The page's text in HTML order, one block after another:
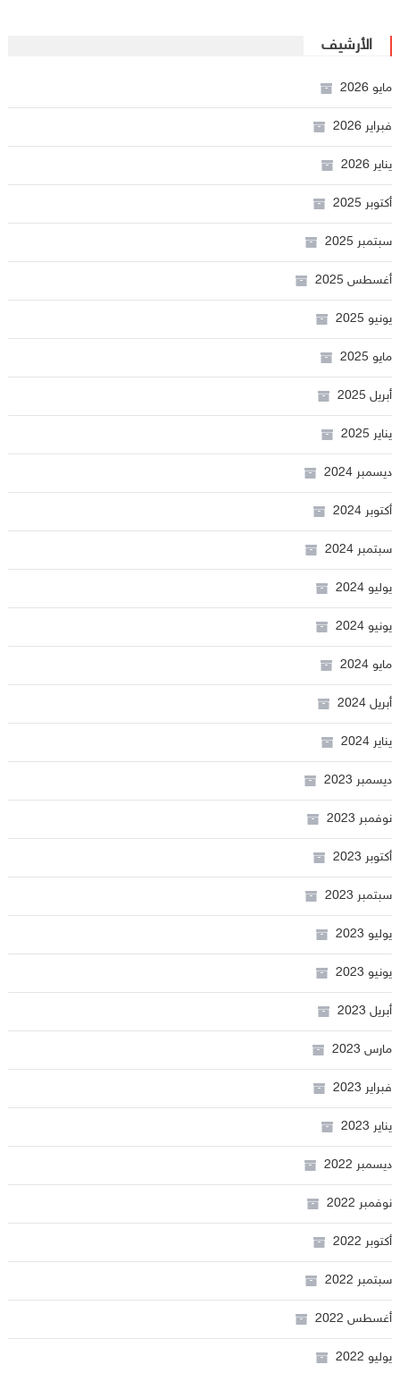
الأرشيف
مايو 2026
فبراير 2026
يناير 2026
أكتوبر 2025
سبتمبر 2025
أغسطس 2025
يونيو 2025
مايو 2025
أبريل 2025
يناير 2025
ديسمبر 2024
أكتوبر 2024
سبتمبر 2024
يوليو 2024
يونيو 2024
مايو 2024
أبريل 2024
يناير 2024
ديسمبر 2023
نوفمبر 2023
أكتوبر 2023
سبتمبر 2023
يوليو 2023
يونيو 2023
أبريل 2023
مارس 2023
فبراير 2023
يناير 2023
ديسمبر 2022
نوفمبر 2022
أكتوبر 2022
سبتمبر 2022
أغسطس 2022
يوليو 2022